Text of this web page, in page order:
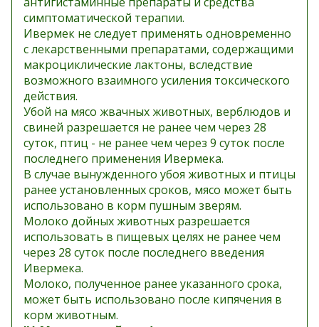
симптоматической терапии.
Ивермек не следует применять одновременно
с лекарственными препаратами, содержащими
макроциклические лактоны, вследствие
возможного взаимного усиления токсического
действия.
Убой на мясо жвачных животных, верблюдов и
свиней разрешается не ранее чем через 28
суток, птиц - не ранее чем через 9 суток после
последнего применения Ивермека.
В случае вынужденного убоя животных и птицы
ранее установленных сроков, мясо может быть
использовано в корм пушным зверям.
Молоко дойных животных разрешается
использовать в пищевых целях не ранее чем
через 28 суток после последнего введения
Ивермека.
Молоко, полученное ранее указанного срока,
может быть использовано после кипячения в
корм животным.